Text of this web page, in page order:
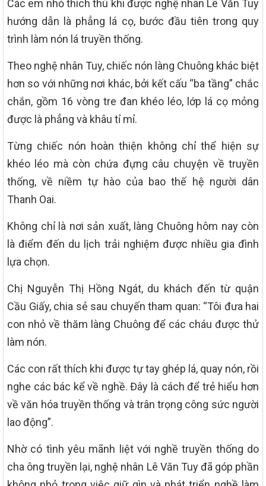
Các em nhỏ thích thú khi được nghệ nhân Lê Văn Tuy
hướng dẫn là phẳng lá cọ, bước đầu tiên trong quy
trình làm nón lá truyền thống.
Theo nghệ nhân Tuy, chiếc nón làng Chuông khác biệt
hơn so với những nơi khác, bởi kết cấu “ba tầng” chắc
chắn, gồm 16 vòng tre đan khéo léo, lớp lá cọ mỏng
được là phẳng và khâu tỉ mỉ.
Từng chiếc nón hoàn thiện không chỉ thể hiện sự
khéo léo mà còn chứa đựng câu chuyện về truyền
thống, về niềm tự hào của bao thế hệ người dân
Thanh Oai.
Không chỉ là nơi sản xuất, làng Chuông hôm nay còn
là điểm đến du lịch trải nghiệm được nhiều gia đình
lựa chọn.
Chị Nguyễn Thị Hồng Ngát, du khách đến từ quận
Cầu Giấy, chia sẻ sau chuyến tham quan: “Tôi đưa hai
con nhỏ về thăm làng Chuông để các cháu được thử
làm nón.
Các con rất thích khi được tự tay ghép lá, quay nón, rồi
nghe các bác kể về nghề. Đây là cách để trẻ hiểu hơn
về văn hóa truyền thống và trân trọng công sức người
lao động”.
Nhờ có tình yêu mãnh liệt với nghề truyền thống do
cha ông truyền lại, nghệ nhân Lê Văn Tuy đã góp phần